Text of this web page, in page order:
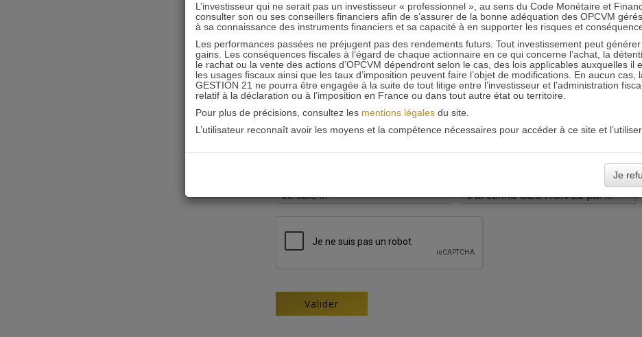
Recevoir nos newsletters
L’investisseur qui ne serait pas un investisseur « professionnel », au sens du Code Monétaire et
consulter son ou ses conseillers financiers afin de s’assurer de la bonne adéquation des OPCVM
à sa connaissance des instruments financiers et sa capacité à en supporter les risques et
Les performances passées ne préjugent pas des rendements futurs. Tout investissement peut
gains. Les conséquences fiscales à l’égard de chaque actionnaire en ce qui concerne l’achat, la
le rachat ou la vente des actions d’OPCVM dépendront selon le cas, des lois applicables auxquelles il
les usages fiscaux ainsi que les taux d’imposition peuvent faire l’objet de modifications. En aucun cas,
GESTION 21 ne pourra être engagée à la suite de tout litige entre l’investisseur et l’administration
relatif à la déclaration ou à l’imposition en France ou dans tout autre état ou territoire.
Pour plus de précisions, consultez les mentions légalesdu site.
L’utilisateur reconnaît avoir les moyens et la compétence nécessaires pour accéder à ce site et l’utiliser.
Je